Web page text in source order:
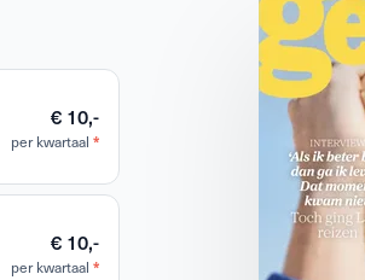
€ 10,-
per kwartaal *
€ 10,-
per kwartaal *